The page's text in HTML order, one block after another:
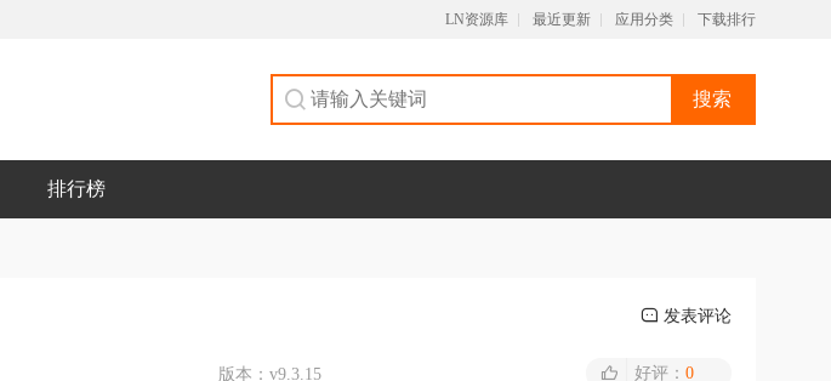
LN资源库 最近更新 应用分类 下载排行
搜索
排行榜
发表评论
版本： v9.3.15
好评： 0